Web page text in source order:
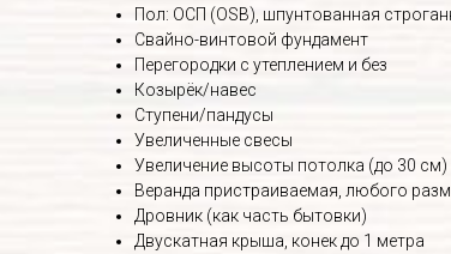
Пол: ОСП (OSB), шпунтованная
Свайно-винтовой фундамент
Перегородки с утеплением и без
Козырёк/навес
Ступени/пандусы
Увеличенные свесы
Увеличение высоты потолка (до 30 см)
Веранда пристраиваемая, любого
Дровник (как часть бытовки)
Двускатная крыша, конек до 1 метра